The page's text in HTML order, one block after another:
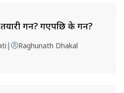
गर्ने? गएपछि के गर्ने?
| Raghunath Dhakal